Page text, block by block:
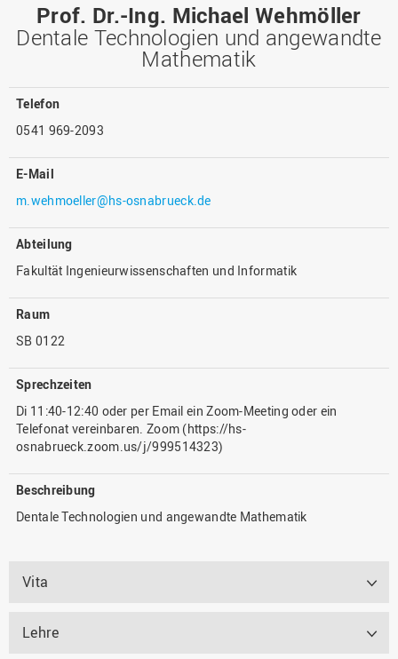
Prof. Dr.-Ing. Michael Wehmöller
Dentale Technologien und angewandte
Mathematik
Telefon
0541 969-2093
E-Mail
m.wehmoeller@hs-osnabrueck.de
Abteilung
Fakultät Ingenieurwissenschaften und Informatik
Raum
SB 0122
Sprechzeiten
Di 11:40-12:40 oder per Email ein Zoom-Meeting oder ein
Telefonat vereinbaren. Zoom (https://hs-
osnabrueck.zoom.us/j/999514323)
Beschreibung
Dentale Technologien und angewandte Mathematik
Vita
Lehre